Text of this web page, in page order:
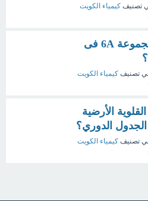
تصنيف كيمياء الكويت
أذكر خواص المجموعة 6A فى
تصنيف كيمياء الكويت
الأرضية
الدوري؟
تصنيف كيمياء الكويت